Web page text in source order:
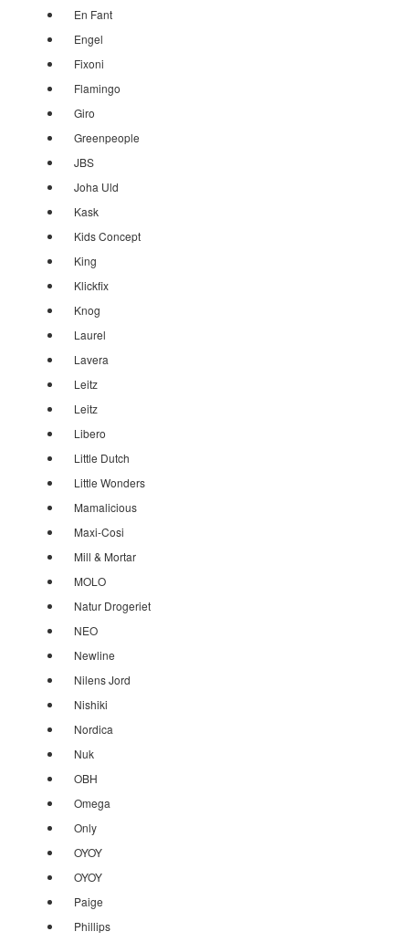
En Fant
Engel
Fixoni
Flamingo
Giro
Greenpeople
JBS
Joha Uld
Kask
Kids Concept
King
Klickfix
Knog
Laurel
Lavera
Leitz
Leitz
Libero
Little Dutch
Little Wonders
Mamalicious
Maxi-Cosi
Mill & Mortar
MOLO
Natur Drogeriet
NEO
Newline
Nilens Jord
Nishiki
Nordica
Nuk
OBH
Omega
Only
OYOY
OYOY
Paige
Phillips